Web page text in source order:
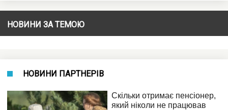
НОВИНИ ЗА ТЕМОЮ
НОВИНИ ПАРТНЕРІВ